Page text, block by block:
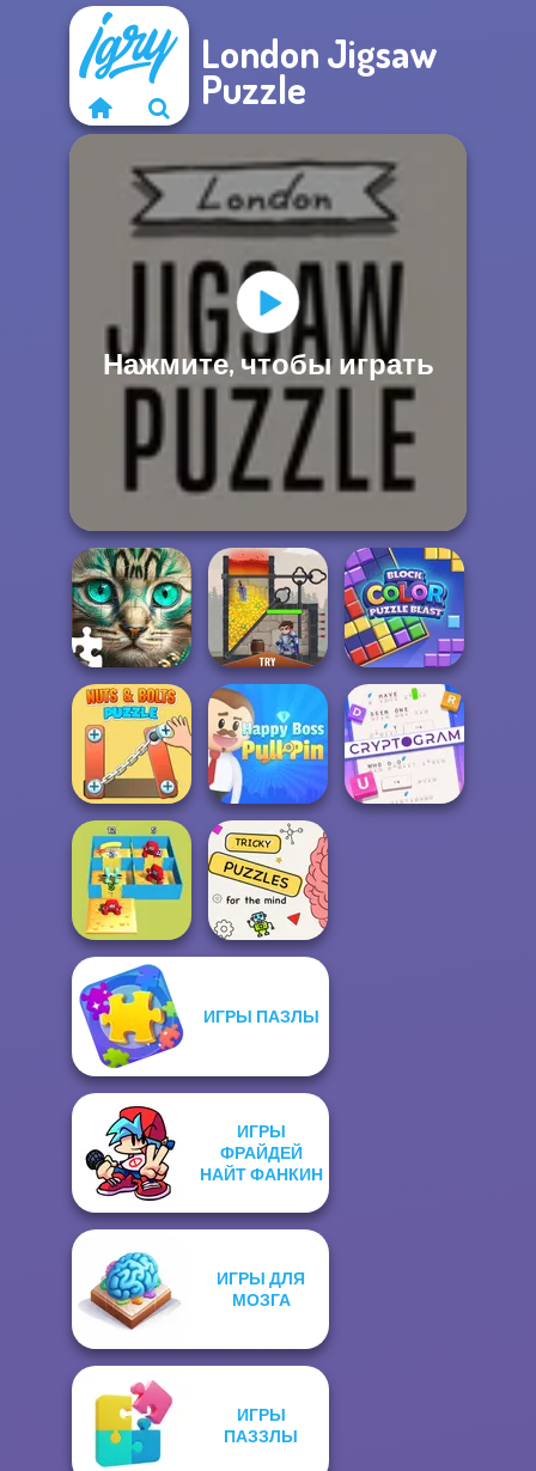
London Jigsaw
Puzzle
Нажмите, чтобы играть
Favorite Puzzles Rescue Hero
Block Color
Puzzle Blast
Nuts & Bolts
Puzzle
Happy Boss Pull
Pin
Alphabet Lore
Maze
Brain Puzzles
ИГРЫ ПАЗЛЫ
ИГРЫ
ФРАЙДЕЙ
НАЙТ ФАНКИН
ИГРЫ ДЛЯ
МОЗГА
ИГРЫ
ПАЗЗЛЫ